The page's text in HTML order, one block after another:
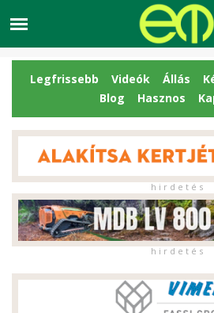
Legfrissebb Videók Állás
Blog
Hasznos
h i r d e t é s
h i r d e t é s